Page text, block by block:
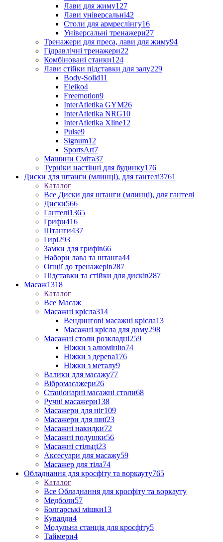
Лави для жиму127
Лави універсальні42
Столи для армреслінгу16
Універсальні тренажери27
Тренажери для преса, лави для жиму94
Гідравлічні тренажери22
Комбіновані станки124
Лави стійки підставки для залу229
Body-Solid11
Eleiko4
Freemotion9
InterAtletika GYM26
InterAtletika NRG10
InterAtletika Xline12
Pulse9
Signum12
SportsArt7
Машини Сміта37
Турніки настінні для будинку176
Диски для штанги (млинці), для гантелі3761
Каталог
Все Диски для штанги (млинці), для гантелі
Диски566
Гантелі1365
Грифи416
Штанги437
Гирі293
Замки для грифів66
Набори лава та штанга44
Опції до тренажерів287
Підставки та стійки для дисків287
Масаж1318
Каталог
Все Масаж
Масажні крісла314
Вендингові масажні крісла13
Масажні крісла для дому298
Масажні столи розкладні259
Ніжки з алюмінію74
Ніжки з дерева176
Ніжки з металу9
Валики для масажу77
Вібромасажери26
Стаціонарні масажні столи68
Ручні масажери138
Масажери для ніг109
Масажери для шиї23
Масажні накидки72
Масажні подушки56
Масажні стільці23
Аксесуари для масажу59
Масажер для тіла74
Обладнання для кросфіту та воркауту765
Каталог
Все Обладнання для кросфіту та воркауту
Медболи57
Болгарські мішки13
Кувалди4
Модульна станція для кросфіту5
Таймери4